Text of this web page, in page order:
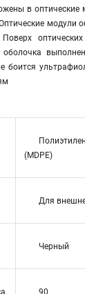
в оптические
модули
боится
(MDPE)
Для
Черный
90